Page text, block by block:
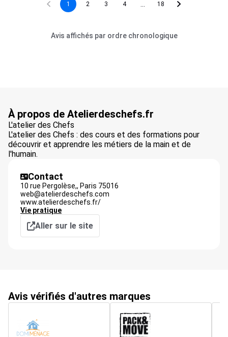
1 2 3 4 18
Avis affichés par ordre chronologique
À propos de Atelierdeschefs.fr
L'atelier des Chefs
L'atelier des Chefs : des cours et des formations pour
découvrir et apprendre les métiers de la main et de
l'humain.
Contact
10 rue Pergolèse,, Paris 75016
web@atelierdeschefs.com
www.atelierdeschefs.fr/
Vie pratique
Aller sur le site
Avis vérifiés d'autres marques